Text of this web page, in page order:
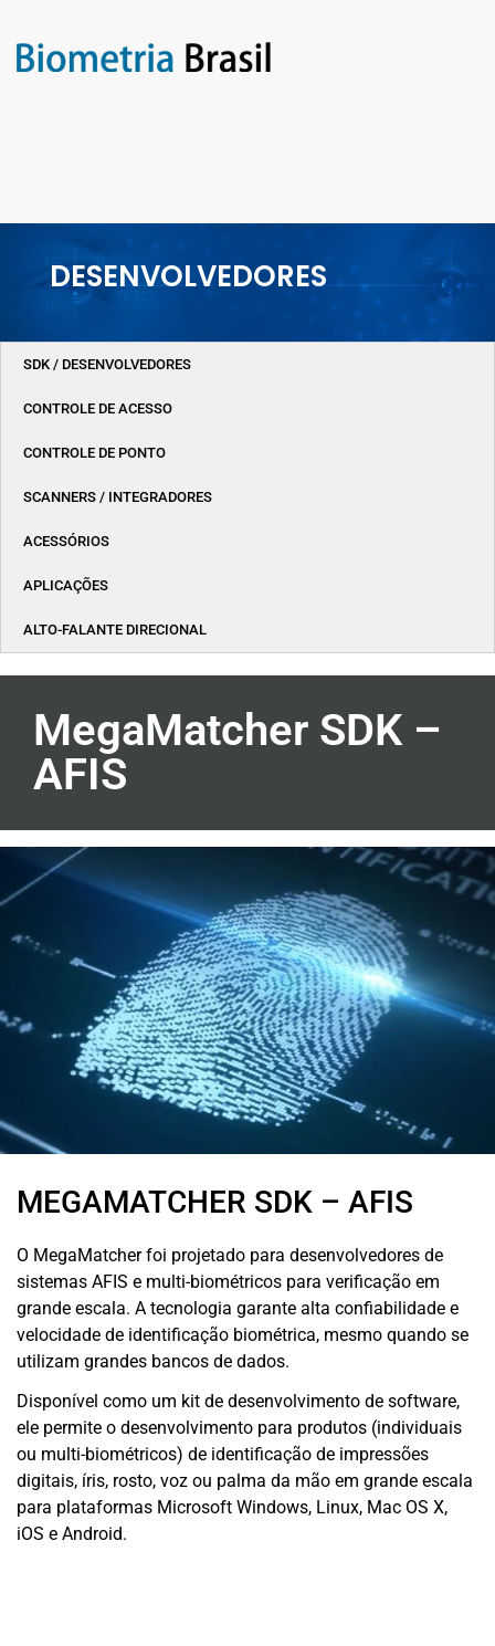
DESENVOLVEDORES
SDK / DESENVOLVEDORES
CONTROLE DE ACESSO
CONTROLE DE PONTO
SCANNERS / INTEGRADORES
ACESSÓRIOS
APLICAÇÕES
ALTO-FALANTE DIRECIONAL
MegaMatcher SDK –
AFIS
MEGAMATCHER SDK – AFIS
O MegaMatcher foi projetado para desenvolvedores de
sistemas AFIS e multi-biométricos para verificação em
grande escala. A tecnologia garante alta confiabilidade e
velocidade de identificação biométrica, mesmo quando se
utilizam grandes bancos de dados.
Disponível como um kit de desenvolvimento de software,
ele permite o desenvolvimento para produtos (individuais
ou multi-biométricos) de identificação de impressões
digitais, íris, rosto, voz ou palma da mão em grande escala
para plataformas Microsoft Windows, Linux, Mac OS X,
iOS e Android.